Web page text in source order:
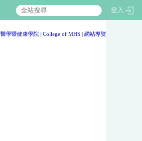
登入
:::
醫學暨健康學院 | College of MHS | 網站導覽